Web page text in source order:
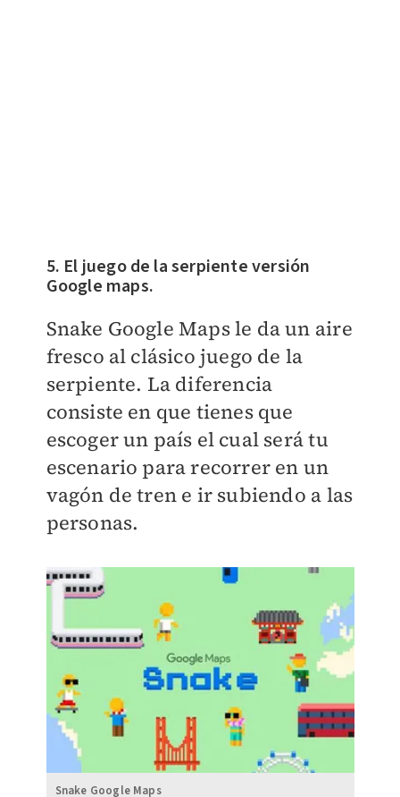
5. El juego de la serpiente versión
Google maps.
Snake Google Maps le da un aire
fresco al clásico juego de la
serpiente. La diferencia
consiste en que tienes que
escoger un país el cual será tu
escenario para recorrer en un
vagón de tren e ir subiendo a las
personas.
Snake Google Maps